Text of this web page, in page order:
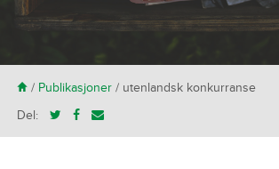
H/ Publikasjoner/ utenlandsk konkurranse
Del: